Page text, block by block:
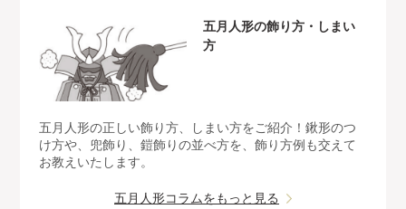
五月人形の飾り方・しまい
方
五月人形の正しい飾り方、しまい方をご紹介！鍬形のつ
け方や、兜飾り、鎧飾りの並べ方を、飾り方例も交えて
お教えいたします。
五月人形コラムをもっと見る